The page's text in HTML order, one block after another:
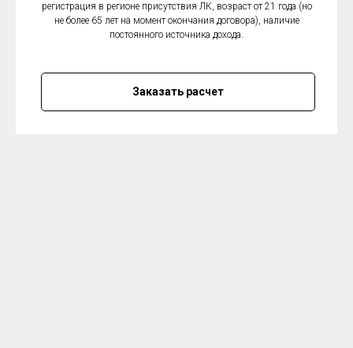
регистрация в регионе присутствия ЛК, возраст от 21 года (но
не более 65 лет на момент окончания договора), наличие
постоянного источника дохода.
Заказать расчет